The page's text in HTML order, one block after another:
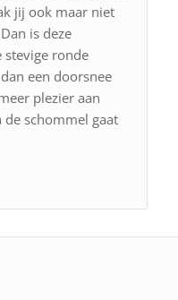
jij ook maar niet
is deze
stevige ronde
een doorsnee
plezier aan
de schommel gaat